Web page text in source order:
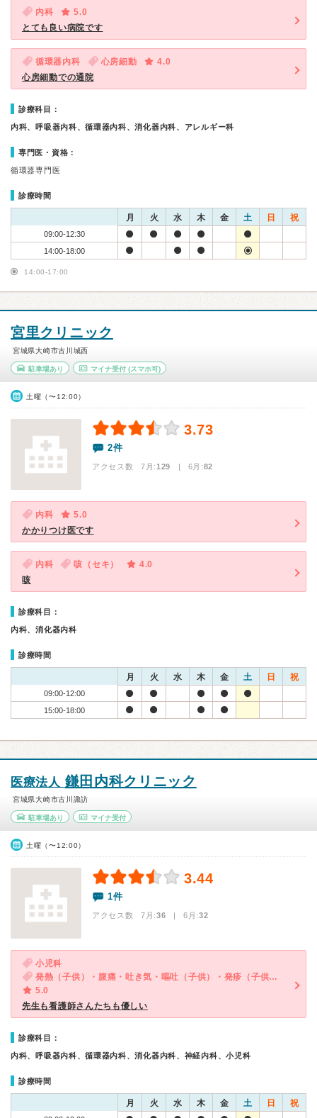
内科
5.0
とても良い病院です
循環器内科 心房細動
4.0
心房細動での通院
診療科目：
内科、呼吸器内科、循環器内科、消化器内科、アレルギー科
専門医・資格：
循環器専門医
診療時間
月 火 水 木 金 土 日 祝
09:00-12:30
14:00-18:00
14:00-17:00
宮里クリニック
宮城県大崎市古川城西
駐車場あり マイナ受付(スマホ可)
土曜（〜12:00）
3.73
2件
アクセス数 7月:129 | 6月:82
内科
5.0
かかりつけ医です
内科 咳（セキ）
4.0
咳
診療科目：
内科、消化器内科
診療時間
月 火 水 木 金 土 日 祝
09:00-12:00
15:00-18:00
医療法人 鎌田内科クリニック
宮城県大崎市古川諏訪
駐車場あり マイナ受付
土曜（〜12:00）
3.44
1件
アクセス数 7月:36 | 6月:32
小児科
発熱（子供）・腹痛・吐き気・嘔吐（子供）・発疹（子供）・下痢（子供）
5.0
先生も看護師さんたちも優しい
診療科目：
内科、呼吸器内科、循環器内科、消化器内科、神経内科、小児科
診療時間
月 火 水 木 金 土 日 祝